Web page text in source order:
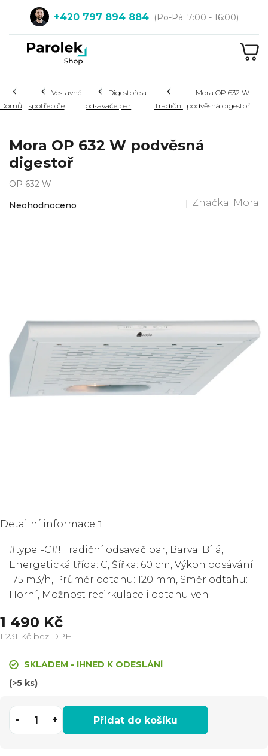
obsah
+420 797 894 884
Hledat
Domů
Vestavné
spotřebiče
Digestoře a
odsavače par
Tradiční
Mora OP 632 W
podvěsná digestoř
Mora OP 632 W podvěsná
digestoř
OP 632 W
hodnocení
Neohodnoceno Značka: Mora
1 490 Kč
1 231 Kč bez DPH
cena:SKLADEM - IHNED K ODESLÁNÍ
(>5 ks)
Přidat do košíku
#type1-C#! Tradiční odsavač par, Barva: Bílá,
Energetická třída: C, Šířka: 60 cm, Výkon odsávání:
175 m3/h, Průměr odtahu: 120 mm, Směr odtahu:
Horní, Možnost recirkulace i odtahu ven
Detailní informace